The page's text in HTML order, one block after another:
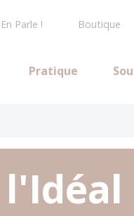
Parle ! Boutique
Pratique